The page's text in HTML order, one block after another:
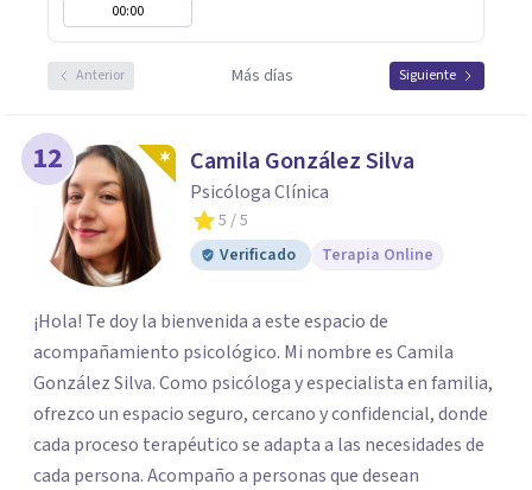
00:00
Anterior Más días Siguiente
12 Camila González Silva
Psicóloga Clínica
5 / 5
Verificado
Terapia Online
¡Hola! Te doy la bienvenida a este espacio de
acompañamiento psicológico. Mi nombre es Camila
González Silva. Como psicóloga y especialista en familia,
ofrezco un espacio seguro, cercano y confidencial, donde
cada proceso terapéutico se adapta a las necesidades de
cada persona. Acompaño a personas que desean